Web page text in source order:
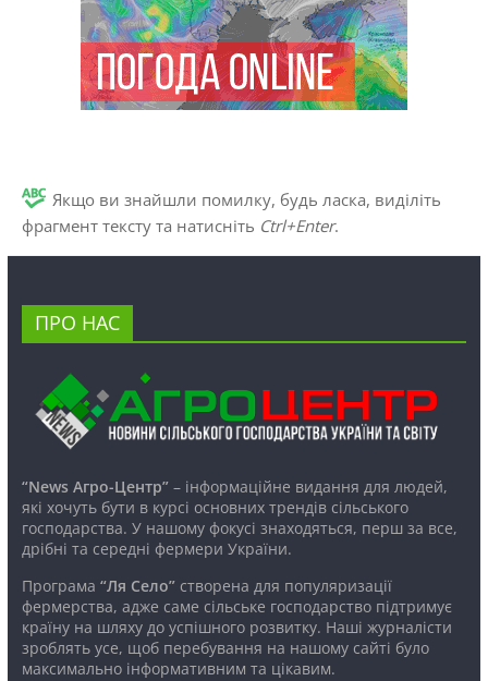
Якщо ви знайшли помилку, будь ласка, виділіть
фрагмент тексту та натисніть Ctrl+Enter.
ПРО НАС
“News Агро-Центр”– інформаційне видання для людей,
які хочуть бути в курсі основних трендів сільського
господарства. У нашому фокусі знаходяться, перш за все,
дрібні та середні фермери України.
Програма “Ля Село”створена для популяризації
фермерства, адже саме сільське господарство підтримує
країну на шляху до успішного розвитку. Наші журналісти
зроблять усе, щоб перебування на нашому сайті було
максимально інформативним та цікавим.